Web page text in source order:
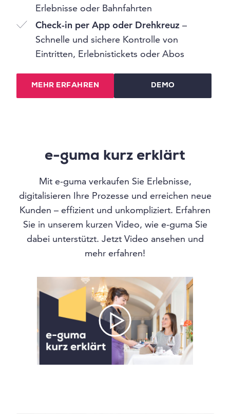
Erlebnisse oder Bahnfahrten
Check-in per App oder Drehkreuz –
Schnelle und sichere Kontrolle von
Eintritten, Erlebnistickets oder Abos
MEHR ERFAHREN DEMO
e-guma kurz erklärt
Mit e-guma verkaufen Sie Erlebnisse,
digitalisieren Ihre Prozesse und erreichen neue
Kunden – effizient und unkompliziert. Erfahren
Sie in unserem kurzen Video, wie e-guma Sie
dabei unterstützt. Jetzt Video ansehen und
mehr erfahren!